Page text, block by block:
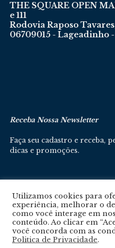
THE SQUARE OPEN
e 111
Rodovia Raposo
06709015 - Lageadinho
Receba Nossa Newsletter
Faça seu cadastro e receba,
dicas e promoções.
Cadastre-se aqui
Política De
Utilizamos cookies para
experiência, melhorar o
como você interage em
conteúdo. Ao clicar em
você concorda com as
Politica de Privacidade.